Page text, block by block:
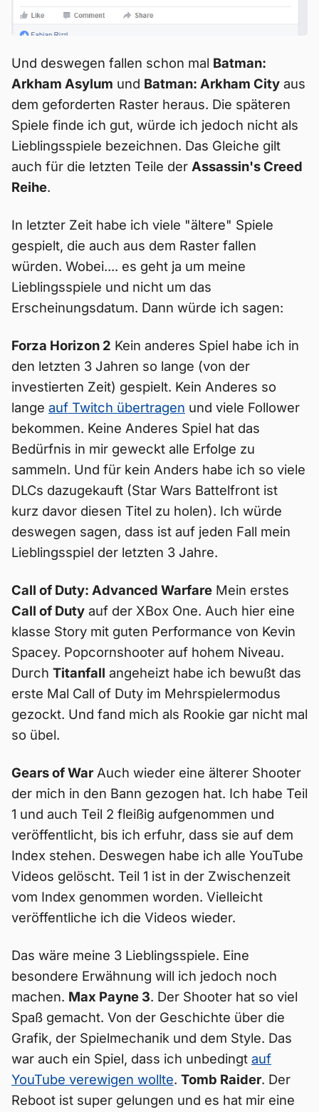
Und deswegen fallen schon mal Batman:
Arkham Asylum und Batman: Arkham City aus
dem geforderten Raster heraus. Die späteren
Spiele finde ich gut, würde ich jedoch nicht als
Lieblingsspiele bezeichnen. Das Gleiche gilt
auch für die letzten Teile der Assassin's Creed
Reihe.
In letzter Zeit habe ich viele "ältere" Spiele
gespielt, die auch aus dem Raster fallen
würden. Wobei.... es geht ja um meine
Lieblingsspiele und nicht um das
Erscheinungsdatum. Dann würde ich sagen:
Forza Horizon 2 Kein anderes Spiel habe ich in
den letzten 3 Jahren so lange (von der
investierten Zeit) gespielt. Kein Anderes so
lange auf Twitch übertragen und viele Follower
bekommen. Keine Anderes Spiel hat das
Bedürfnis in mir geweckt alle Erfolge zu
sammeln. Und für kein Anders habe ich so viele
DLCs dazugekauft (Star Wars Battelfront ist
kurz davor diesen Titel zu holen). Ich würde
deswegen sagen, dass ist auf jeden Fall mein
Lieblingsspiel der letzten 3 Jahre.
Call of Duty: Advanced Warfare Mein erstes
Call of Duty auf der XBox One. Auch hier eine
klasse Story mit guten Performance von Kevin
Spacey. Popcornshooter auf hohem Niveau.
Durch Titanfall angeheizt habe ich bewußt das
erste Mal Call of Duty im Mehrspielermodus
gezockt. Und fand mich als Rookie gar nicht mal
so übel.
Gears of WarAuch wieder eine älterer Shooter
der mich in den Bann gezogen hat. Ich habe Teil
1 und auch Teil 2 fleißig aufgenommen und
veröffentlicht, bis ich erfuhr, dass sie auf dem
Index stehen. Deswegen habe ich alle YouTube
Videos gelöscht. Teil 1 ist in der Zwischenzeit
vom Index genommen worden. Vielleicht
veröffentliche ich die Videos wieder.
Das wäre meine 3 Lieblingsspiele. Eine
besondere Erwähnung will ich jedoch noch
machen. Max Payne 3. Der Shooter hat so viel
Spaß gemacht. Von der Geschichte über die
Grafik, der Spielmechanik und dem Style. Das
war auch ein Spiel, dass ich unbedingt auf
YouTube verewigen wollte. Tomb Raider. Der
Reboot ist super gelungen und es hat mir eine